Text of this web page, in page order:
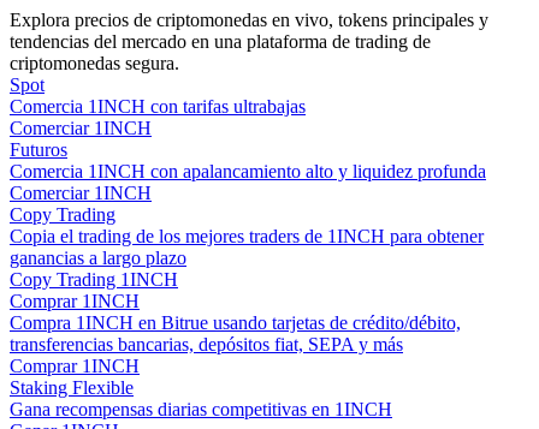
Estrategias comerciales
Aprenda cómo mantenerse rentable
Explora precios de criptomonedas en vivo, tokens principales y
tendencias del mercado en una plataforma de trading de
criptomonedas segura.
Spot
Comercia 1INCH con tarifas ultrabajas
Comerciar 1INCH
Futuros
Comercia 1INCH con apalancamiento alto y liquidez profunda
Comerciar 1INCH
Copy Trading
Copia el trading de los mejores traders de 1INCH para obtener
ganancias a largo plazo
Copy Trading 1INCH
Comprar 1INCH
Compra 1INCH en Bitrue usando tarjetas de crédito/débito,
transferencias bancarias, depósitos fiat, SEPA y más
Comprar 1INCH
Staking Flexible
Gana recompensas diarias competitivas en 1INCH